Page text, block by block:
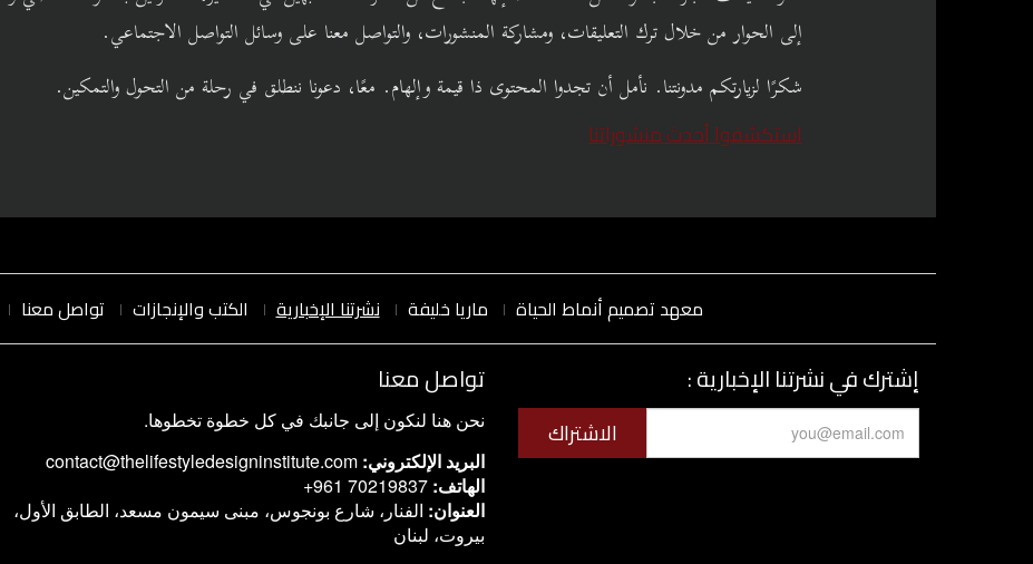
إلى الحوار من خلال ترك التعليقات، ومشاركة المنشورات، والتواصل معنا على وسائل التواصل الاجتماعي.
شكرًا لزيارتكم مدونتنا. نأمل أن تجدوا المحتوى ذا قيمة وإلهام. معًا، دعونا ننطلق في رحلة من التحول والتمكين.
استكشفوا أحدث منشوراتنا
معهد تصميم أنماط الحياة ماريا خليفة نشرتنا الإخبارية الكتب والإنجازات تواصل معنا
إشترك في نشرتنا الإخبارية : تواصل معنا
نحن هنا لنكون إلى جانبك في كل خطوة تخطوها.
البريد الإلكتروني: contact@thelifestyledesigninstitute.com
الهاتف: +961 70219837
العنوان: الفنار، شارع بونجوس، مبنى سيمون مسعد، الطابق الأول،
بيروت، لبنان